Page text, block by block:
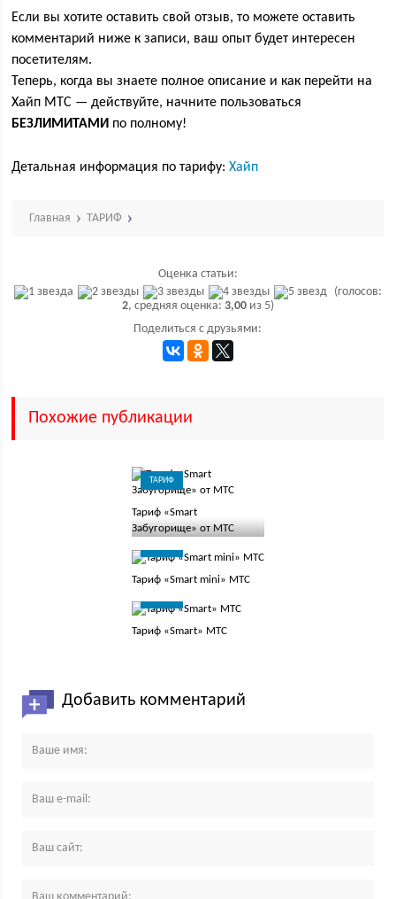
Если вы хотите оставить свой отзыв, то можете оставить
комментарий ниже к записи, ваш опыт будет интересен
посетителям.
Теперь, когда вы знаете полное описание и как перейти на
Хайп МТС — действуйте, начните пользоваться
БЕЗЛИМИТАМИ по полному!
Детальная информация по тарифу:Хайп
Главная ТАРИФ
Оценка статьи:
(голосов:
2, средняя оценка: 3,00из 5)
Поделиться с друзьями:
Похожие публикации
ТАРИФ
Тариф «Smart
Забугорище» от МТС
ТАРИФ
Тариф «Smart mini» МТС
ТАРИФ
Тариф «Smart» МТС
Добавить комментарий